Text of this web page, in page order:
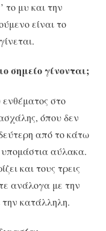
το μυ και την
είναι το
σημείο γίνονται;
στο
όπου δεν
από το κάτω
υπομάστια αύλακα.
και τους τρεις
ανάλογα με την
την κατάλληλη.